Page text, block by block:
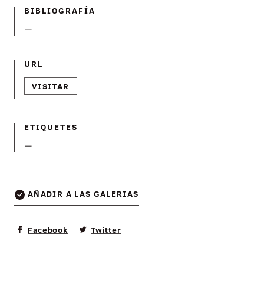
BIBLIOGRAFÍ­A
—
URL
VISITAR
ETIQUETES
—
AÑADIR A LAS GALERIAS
Facebook Twitter